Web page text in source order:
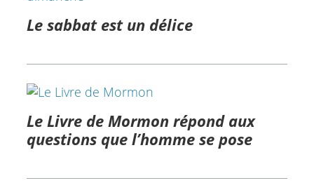
Le sabbat est un délice
Le Livre de Mormon répond aux
questions que l’homme se pose